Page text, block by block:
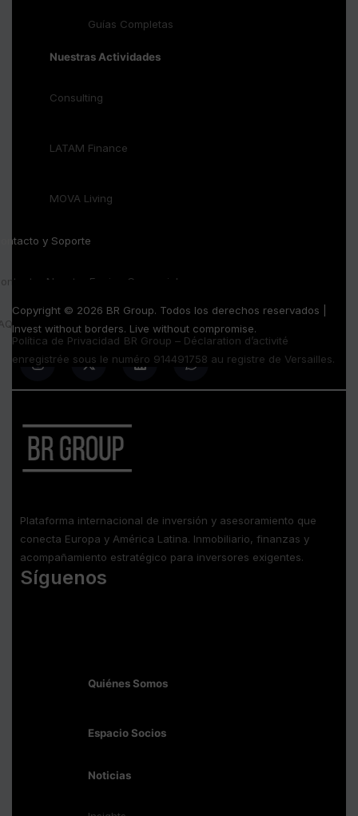
Guías Completas
Nuestras Actividades
Consulting
LATAM Finance
MOVA Living
y Soporte
Nuestro Equipo Comercial
Inversores
Copyright © 2026 BR Group. Todos los derechos reservados |
Invest without borders. Live without compromise.
Política de Privacidad BR Group – Déclaration d’activité
enregistrée sous le numéro 914491758 au registre de Versailles.
Plataforma internacional de inversión y asesoramiento que
conecta Europa y América Latina. Inmobiliario, finanzas y
acompañamiento estratégico para inversores exigentes.
Síguenos
Quiénes Somos
Espacio Socios
Noticias